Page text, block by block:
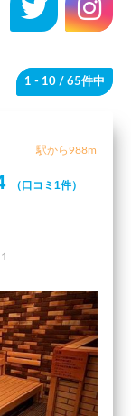
1 - 10 / 65件中
駅から988m
（口コミ1件）